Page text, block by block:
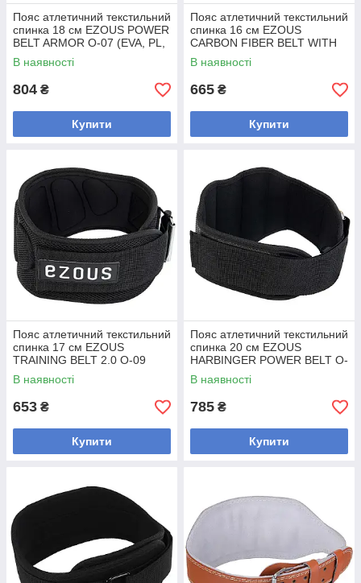
Пояс атлетичний текстильний
спинка 18 см EZOUS POWER
BELT ARMOR O-07 (EVA, PL,
шир.18 см, розмір S-L,
В наявності
804 ₴
Купити
Пояс атлетичний текстильний
спинка 16 см EZOUS
CARBON FIBER BELT WITH
WAIST PAD O-08 (EVA, PL,
PVC,
В наявності
665 ₴
Купити
Пояс атлетичний текстильний
спинка 17 см EZOUS
TRAINING BELT 2.0 O-09
(EVA, PL, шир.17 см, розмір
S-L,
В наявності
653 ₴
Купити
Пояс атлетичний текстильний
спинка 20 см EZOUS
HARBINGER POWER BELT O-
10 (шир.20 см, розмір S-L, l-
70-87 см,
В наявності
785 ₴
Купити